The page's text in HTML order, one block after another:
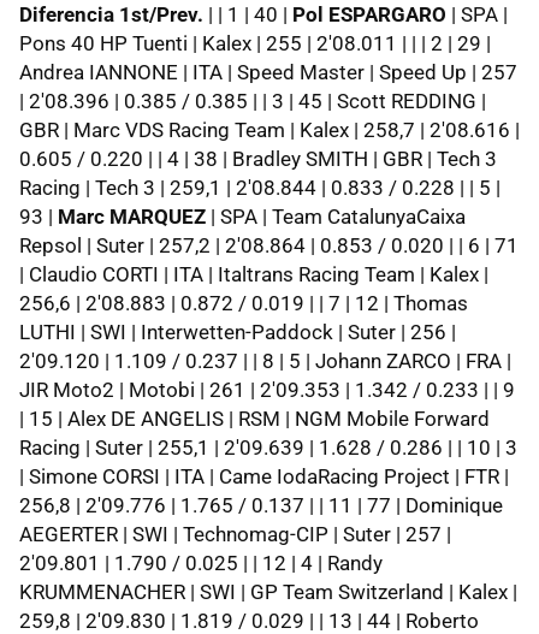
Diferencia 1st/Prev. | | 1 | 40 | Pol ESPARGARO | SPA |
Pons 40 HP Tuenti | Kalex | 255 | 2'08.011 | | | 2 | 29 |
Andrea IANNONE | ITA | Speed Master | Speed Up | 257
| 2'08.396 | 0.385 / 0.385 | | 3 | 45 | Scott REDDING |
GBR | Marc VDS Racing Team | Kalex | 258,7 | 2'08.616 |
0.605 / 0.220 | | 4 | 38 | Bradley SMITH | GBR | Tech 3
Racing | Tech 3 | 259,1 | 2'08.844 | 0.833 / 0.228 | | 5 |
93 | Marc MARQUEZ | SPA | Team CatalunyaCaixa
Repsol | Suter | 257,2 | 2'08.864 | 0.853 / 0.020 | | 6 | 71
| Claudio CORTI | ITA | Italtrans Racing Team | Kalex |
256,6 | 2'08.883 | 0.872 / 0.019 | | 7 | 12 | Thomas
LUTHI | SWI | Interwetten-Paddock | Suter | 256 |
2'09.120 | 1.109 / 0.237 | | 8 | 5 | Johann ZARCO | FRA |
JIR Moto2 | Motobi | 261 | 2'09.353 | 1.342 / 0.233 | | 9
| 15 | Alex DE ANGELIS | RSM | NGM Mobile Forward
Racing | Suter | 255,1 | 2'09.639 | 1.628 / 0.286 | | 10 | 3
| Simone CORSI | ITA | Came IodaRacing Project | FTR |
256,8 | 2'09.776 | 1.765 / 0.137 | | 11 | 77 | Dominique
AEGERTER | SWI | Technomag-CIP | Suter | 257 |
2'09.801 | 1.790 / 0.025 | | 12 | 4 | Randy
KRUMMENACHER | SWI | GP Team Switzerland | Kalex |
259,8 | 2'09.830 | 1.819 / 0.029 | | 13 | 44 | Roberto